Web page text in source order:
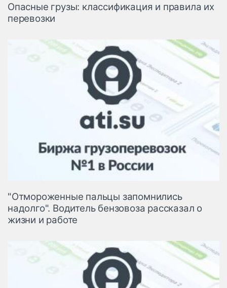
Опасные грузы: классификация и правила их
перевозки
"Отмороженные пальцы запомнились
надолго". Водитель бензовоза рассказал о
жизни и работе